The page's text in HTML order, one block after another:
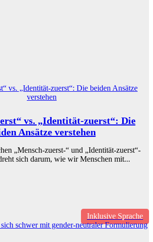
vs. „Identität-zuerst“: Die
Ansätze verstehen
„Mensch-zuerst-“ und „Identität-zuerst“-
sich darum, wie wir Menschen mit...
Inklusive Sprache